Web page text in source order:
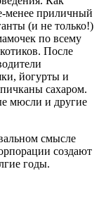
менее приличный
(и не только!)
по всему
После
йогурты и
сахаром.
мюсли и другие
смысле
создают
годы.